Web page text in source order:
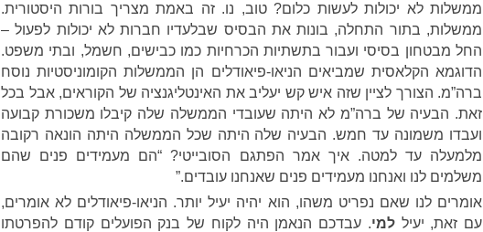
ממשלות לא יכולות לעשות כלום? טוב, נו. זה באמת מצריך בורות היסטורית.
ממשלות, בתור התחלה, בונות את הבסיס שבלעדיו חברות לא יכולות לפעול –
החל מבטחון בסיסי ועבור בתשתיות הכרחיות כמו כבישים, חשמל, ובתי משפט.
הדוגמא הקלאסית שמביאים הניאו-פיאודלים הן הממשלות הקומוניסטיות נוסח
ברה”מ. הצורך לציין שזה איש קש יעליב את האינטליגנציה של הקוראים, אבל בכל
זאת. הבעיה של ברה”מ לא היתה שעובדי הממשלה שלה קיבלו משכורת קבועה
ועבדו משמונה עד חמש. הבעיה שלה היתה שכל הממשלה היתה הונאה רקובה
מלמעלה עד למטה. איך אמר הפתגם הסובייטי? “הם מעמידים פנים שהם
משלמים לנו ואנחנו מעמידים פנים שאנחנו עובדים.”
אומרים לנו שאם נפריט משהו, הוא יהיה יעיל יותר. הניאו-פיאודלים לא אומרים,
עם זאת, יעיללמי. עבדכם הנאמן היה לקוח של בנק הפועלים קודם להפרטתו